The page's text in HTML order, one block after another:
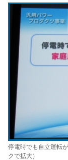
停電時でも自立運転
クで拡大）